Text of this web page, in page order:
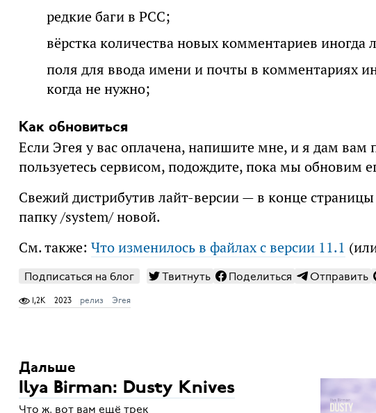
редкие баги в РСС;
вёрстка количества новых комментариев иногда
поля для ввода имени и почты в комментариях
когда не нужно;
Как обновиться
Если Эгея у вас оплачена, напишите мне, и я дам
пользуетесь сервисом, подождите, пока мы обновим
Свежий дистрибутив лайт-версии — в конце страницы
папку /system/ новой.
См. также: Что изменилось в файлах с версии 11.1
Подписаться на блог Твитнуть Поделиться Отправить
1,2K 2023 релиз Эгея
Дальше
Ilya Birman: Dusty Knives
Что ж, вот вам ещё трек